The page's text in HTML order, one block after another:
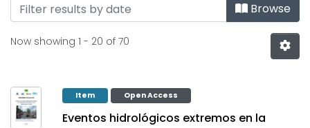
Browse
Now showing 1 - 20 of 70
Item Open Access
Eventos hidrológicos extremos en la